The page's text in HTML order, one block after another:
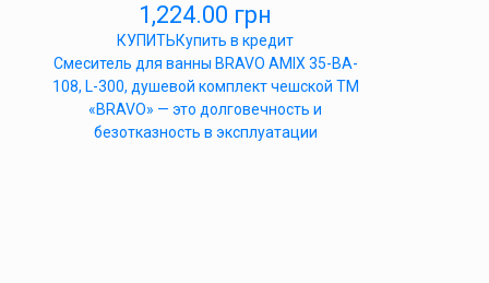
1,224.00 грн
КУПИТЬКупить в кредит
Cмеситель для ванны BRAVO AMIX 35-BA-
108, L-300, душевой комплект чешской ТМ
«BRAVO» — это долговечность и
безотказность в эксплуатации